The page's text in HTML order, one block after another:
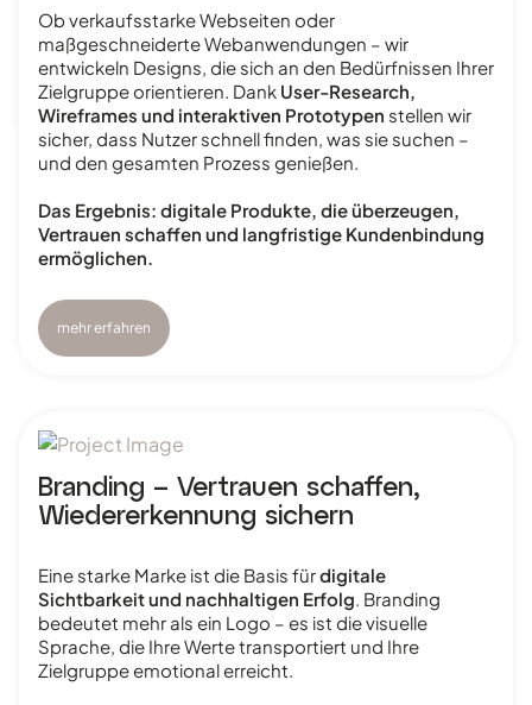
Ob verkaufsstarke Webseiten oder
maßgeschneiderte Webanwendungen – wir
entwickeln Designs, die sich an den Bedürfnissen Ihrer
Zielgruppe orientieren. Dank User-Research,
Wireframes und interaktiven Prototypen stellen wir
sicher, dass Nutzer schnell finden, was sie suchen –
und den gesamten Prozess genießen.
Das Ergebnis: digitale Produkte, die überzeugen,
Vertrauen schaffen und langfristige Kundenbindung
ermöglichen.
mehr erfahren
Branding – Vertrauen schaffen,
Wiedererkennung sichern
Eine starke Marke ist die Basis fürdigitale
Sichtbarkeit und nachhaltigen Erfolg. Branding
bedeutet mehr als ein Logo – es ist die visuelle
Sprache, die Ihre Werte transportiert und Ihre
Zielgruppe emotional erreicht.